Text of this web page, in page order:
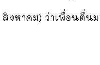
หาคม) ว่าเพื่อนตื่นม